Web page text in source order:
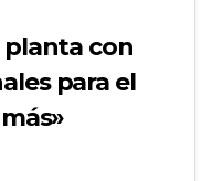
planta con
para el